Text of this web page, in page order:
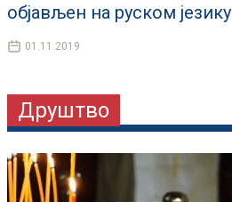
објављен на руском језику
01.11.2019
Друштво